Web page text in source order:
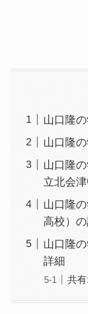
山口隆
山口隆
山口隆
立北会
山口隆
高校）
山口隆
詳細
共有: